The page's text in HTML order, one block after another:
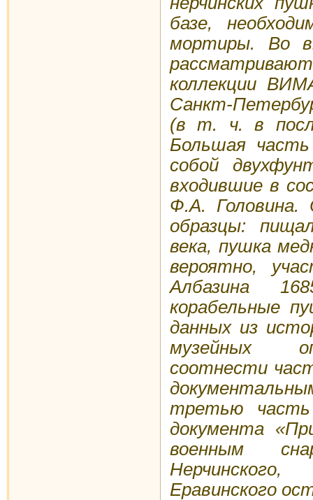
базе,
мортиры. Во
коллекции
Санкт-
(в т. ч. в
Большая
собой
входившие в
Ф.А. Головина.
образцы:
века, пушка
вероятно,
Албазина
корабельные
данных из
музейных
соотнести
третью часть
документа
военным
Еравинского